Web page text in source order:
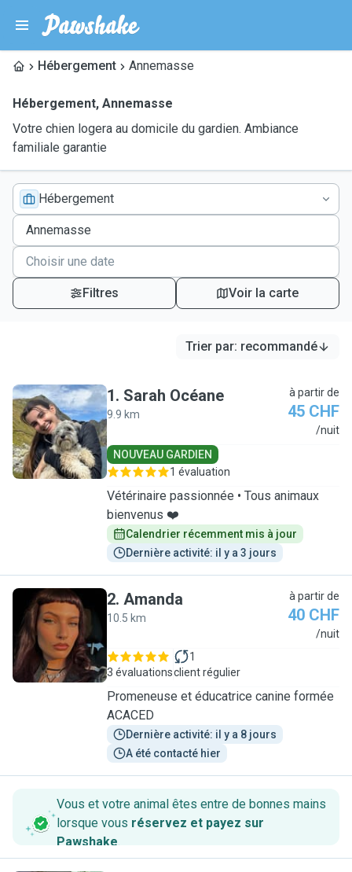
Hébergement Annemasse
Hébergement, Annemasse
Votre chien logera au domicile du gardien. Ambiance
familiale garantie
Hébergement
Filtres Voir la carte
Trier par: recommandé
S
1. Sarah Océane
9.9 km
à partir de
45 CHF
/nuit
NOUVEAU GARDIEN
1 évaluation
Vétérinaire passionnée • Tous animaux
bienvenus ❤️
Calendrier récemment mis à jour
Dernière activité: il y a 3 jours
A
2. Amanda
10.5 km
à partir de
40 CHF
/nuit
3 évaluations
1
client régulier
Promeneuse et éducatrice canine formée
ACACED
Dernière activité: il y a 8 jours
A été contacté hier
Vous et votre animal êtes entre de bonnes mains
lorsque vous réservez et payez sur
Pawshake.